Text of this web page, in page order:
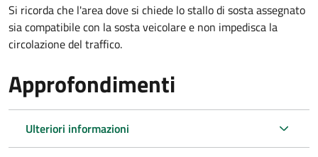
Si ricorda che l'area dove si chiede lo stallo di sosta assegnato
sia compatibile con la sosta veicolare e non impedisca la
circolazione del traffico.
Approfondimenti
Ulteriori informazioni